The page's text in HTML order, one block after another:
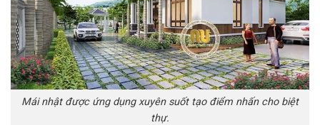
Mái nhật được ứng dụng xuyên suốt tạo điểm nhấn cho biệt
thự.